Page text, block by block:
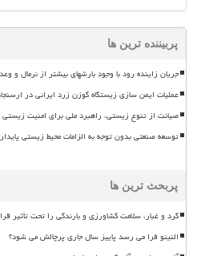
پربیننده ترین ها
جریان زاینده رود با وجود بارشهای بیشتر از نرمال و
عملیات ایمن سازی زیستگاه گوزن زرد ایرانی در
صیانت از تنوع زیستی، راهبرد ملی برای امنیت زیستی
توسعه صنعتی بدون توجه به الزامات محیط زیستی
پربحث ترین ها
گرد و غبار، سلامت کشاورزی و بارندگی را تحت تأثیر
النینو فرا می رسد پاییز سال جاری پرچالش می شود؟